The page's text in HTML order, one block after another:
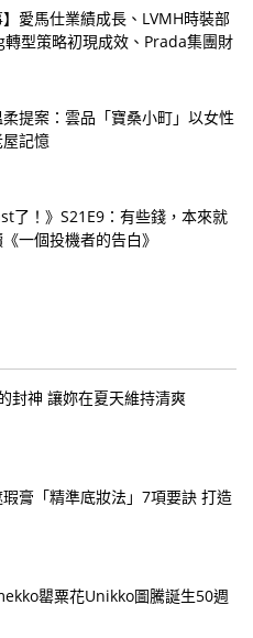
】愛馬仕業績成長、LVMH時裝部
型策略初現成效、Prada集團財
提案：雲品「寶桑小町」以女性
記憶
了！》S21E9：有些錢，本來就
一個投機者的告白》
封神 讓妳在夏天維持清爽
膏「精準底妝法」7項要訣 打造
罌粟花Unikko圖騰誕生50週